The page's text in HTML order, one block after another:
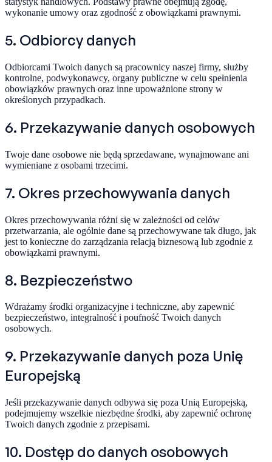
wykonanie umowy oraz zgodność z obowiązkami prawnymi.
5. Odbiorcy danych
Odbiorcami Twoich danych są pracownicy naszej firmy, służby
kontrolne, podwykonawcy, organy publiczne w celu spełnienia
obowiązków prawnych oraz inne upoważnione strony w
określonych przypadkach.
6. Przekazywanie danych osobowych
Twoje dane osobowe nie będą sprzedawane, wynajmowane ani
wymieniane z osobami trzecimi.
7. Okres przechowywania danych
Okres przechowywania różni się w zależności od celów
przetwarzania, ale ogólnie dane są przechowywane tak długo, jak
jest to konieczne do zarządzania relacją biznesową lub zgodnie z
obowiązkami prawnymi.
8. Bezpieczeństwo
Wdrażamy środki organizacyjne i techniczne, aby zapewnić
bezpieczeństwo, integralność i poufność Twoich danych
osobowych.
9. Przekazywanie danych poza Unię
Europejską
Jeśli przekazywanie danych odbywa się poza Unią Europejską,
podejmujemy wszelkie niezbędne środki, aby zapewnić ochronę
Twoich danych zgodnie z przepisami.
10. Dostęp do danych osobowych